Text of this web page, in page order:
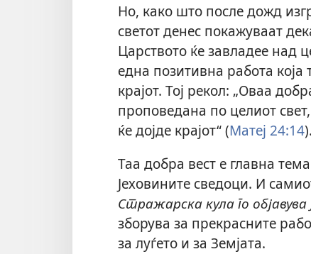
Но, како што после дожд
светот денес покажуваат
Царството ќе завладее над
една позитивна работа
крајот. Тој рекол: „Оваа
проповедана по целиот
ќе дојде крајот“ (Матеј 24:14).
Таа добра вест е главна
Јеховините сведоци. И
Стражарска кула го
зборува за прекрасните
за луѓето и за Земјата.